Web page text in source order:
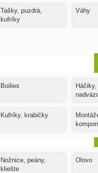
Tašky, puzdrá,
kufríky
Váhy
Boilies
Kufríky, krabičky
Nožnice, peány,
kliešte
Olovo